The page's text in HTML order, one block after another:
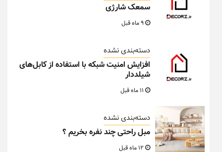
سمعک شارژی
دسته‌بندی نشده
افزایش امنیت شبکه با استفاده از کابل‌های
شیلددار
دسته‌بندی نشده
مبل راحتی چند نفره بخریم ؟